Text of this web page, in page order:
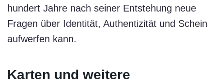
hundert Jahre nach seiner Entstehung neue
Fragen über Identität, Authentizität und Schein
aufwerfen kann.
Karten und weitere